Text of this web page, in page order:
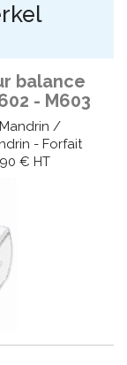
balance
- M603
/
- Forfait
€ HT